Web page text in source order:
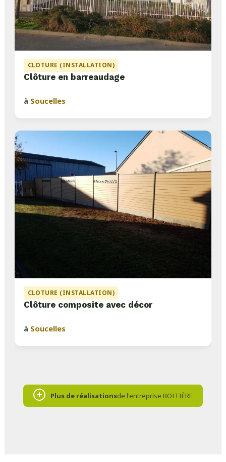
CLOTURE (INSTALLATION)
Clôture en barreaudage
à Soucelles
CLOTURE (INSTALLATION)
Clôture composite avec décor
à Soucelles
Plus de réalisationsde l'entreprise BOITIÈRE